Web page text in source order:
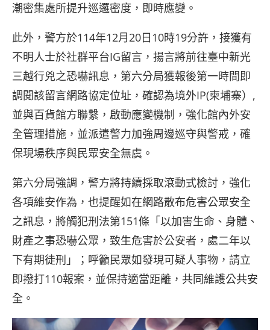
潮密集處所提升巡邏密度，即時應變。
此外，警方於114年12月20日10時19分許，接獲有
不明人士於社群平台IG留言，揚言將前往臺中新光
三越行兇之恐嚇訊息，第六分局獲報後第一時間即
調閱該留言網路協定位址，確認為境外IP(柬埔寨）,
並與百貨館方聯繫，啟動應變機制，強化館內外安
全管理措施，並派遣警力加強周邊巡守與警戒，確
保現場秩序與民眾安全無虞。
第六分局強調，警方將持續採取滾動式檢討，強化
各項維安作為，也提醒如在網路散布危害公眾安全
之訊息，將觸犯刑法第151條「以加害生命、身體、
財產之事恐嚇公眾，致生危害於公安者，處二年以
下有期徒刑」；呼籲民眾如發現可疑人事物，請立
即撥打110報案，並保持適當距離，共同維護公共安
全。